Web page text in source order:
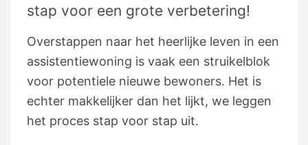
stap voor een grote verbetering!
Overstappen naar het heerlijke leven in een
assistentiewoning is vaak een struikelblok
voor potentiele nieuwe bewoners. Het is
echter makkelijker dan het lijkt, we leggen
het proces stap voor stap uit.